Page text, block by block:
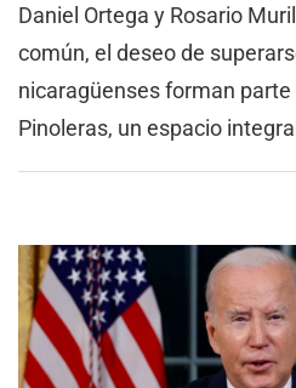
Daniel Ortega y Rosario
común, el deseo de
nicaragüenses forman
Pinoleras, un espacio